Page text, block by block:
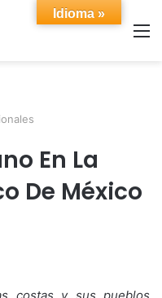
En La
De México
Idioma »